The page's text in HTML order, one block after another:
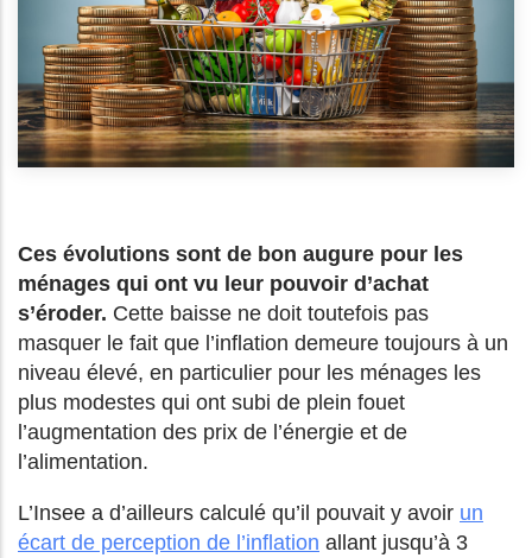
Ces évolutions sont de bon augure pour les
ménages qui ont vu leur pouvoir d’achat
s’éroder. Cette baisse ne doit toutefois pas
masquer le fait que l’inflation demeure toujours à un
niveau élevé, en particulier pour les ménages les
plus modestes qui ont subi de plein fouet
l’augmentation des prix de l’énergie et de
l’alimentation.
L’Insee a d’ailleurs calculé qu’il pouvait y avoir un
écart de perception de l’inflation allant jusqu’à 3